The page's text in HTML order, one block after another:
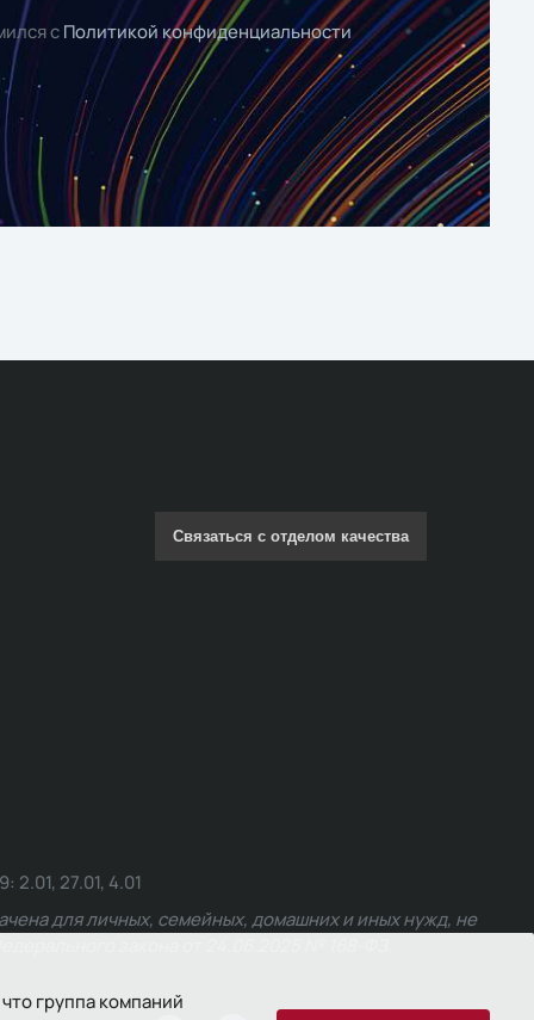
сПолитикой конфиденциальности
группа компаний
Связаться с отделом качества
27.01, 4.01
для личных, семейных, домашних и иных нужд, не